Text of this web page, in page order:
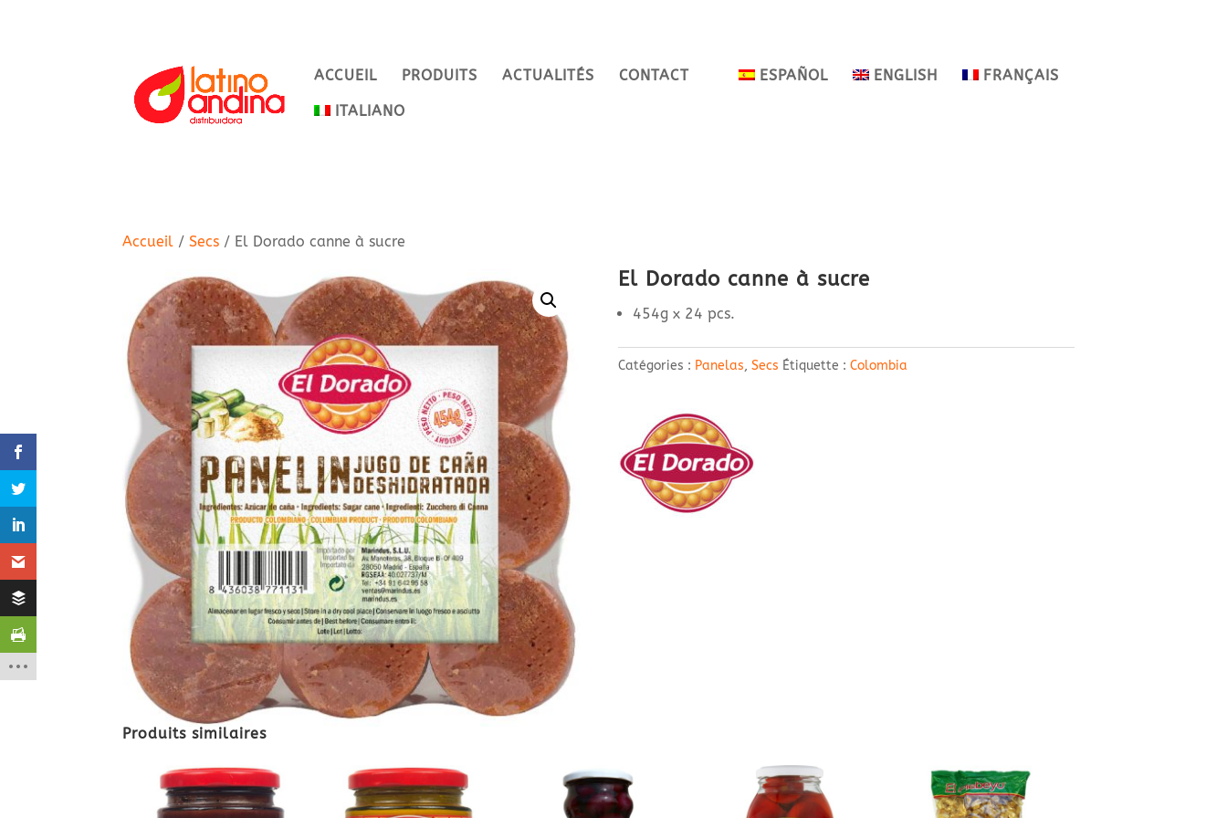
ACCUEIL PRODUITS ACTUALITÉS CONTACT ESPAÑOL ENGLISH FRANÇAIS
ITALIANO
Accueil /Secs / El Dorado canne à sucre
El Dorado canne à sucre
454g x 24 pcs.
Catégories : Panelas, Secs Étiquette : Colombia
Produits similaires